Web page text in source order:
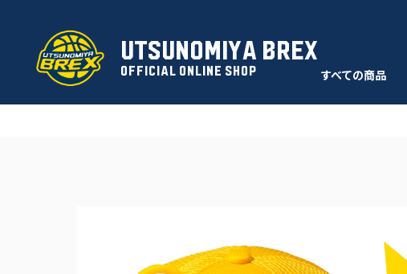
UTSUNOMIYA BREX
OFFICIAL ONLINE SHOP すべての商品